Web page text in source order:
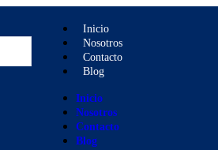
Inicio
Nosotros
Contacto
Blog
Inicio
Nosotros
Contacto
Blog